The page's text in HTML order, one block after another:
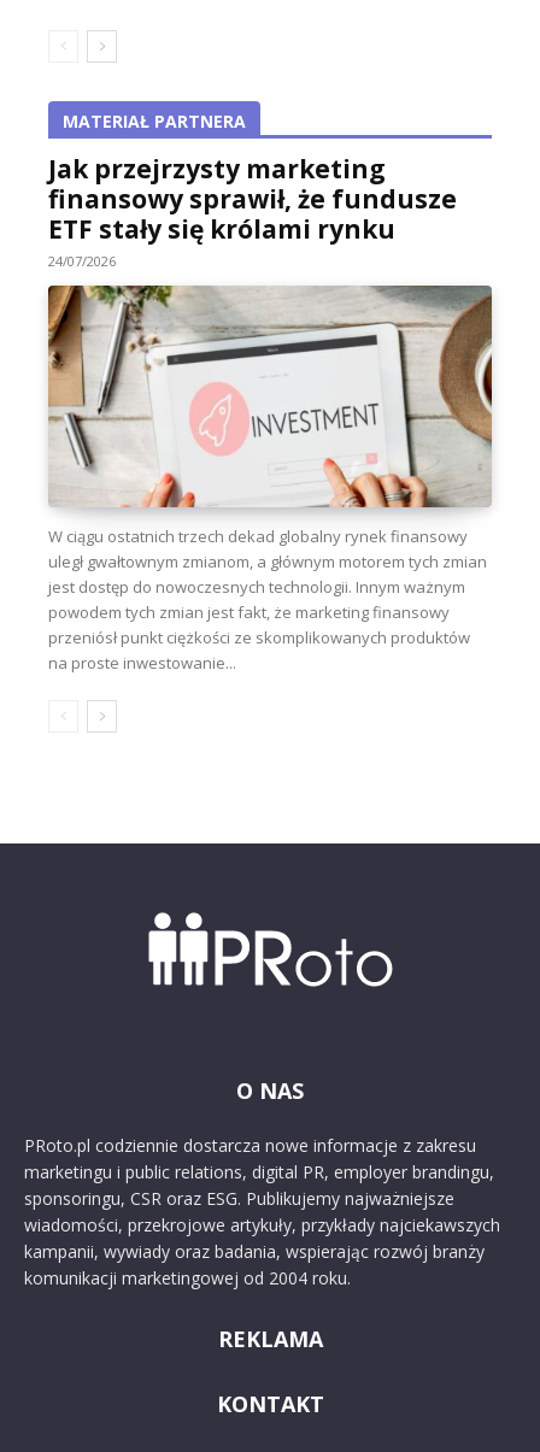
MATERIAŁ PARTNERA
Jak przejrzysty marketing
finansowy sprawił, że fundusze
ETF stały się królami rynku
24/07/2026
W ciągu ostatnich trzech dekad globalny rynek finansowy
uległ gwałtownym zmianom, a głównym motorem tych zmian
jest dostęp do nowoczesnych technologii. Innym ważnym
powodem tych zmian jest fakt, że marketing finansowy
przeniósł punkt ciężkości ze skomplikowanych produktów
na proste inwestowanie...
O NAS
PRoto.pl codziennie dostarcza nowe informacje z zakresu
marketingu i public relations, digital PR, employer brandingu,
sponsoringu, CSR oraz ESG. Publikujemy najważniejsze
wiadomości, przekrojowe artykuły, przykłady najciekawszych
kampanii, wywiady oraz badania, wspierając rozwój branży
komunikacji marketingowej od 2004 roku.
REKLAMA
KONTAKT